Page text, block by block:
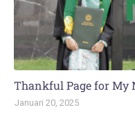
Thankful Page for My
Januari 20, 2025